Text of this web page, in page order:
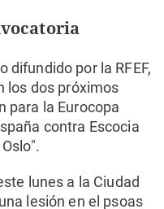
difundido por la RFEF,
los dos próximos
para la Eurocopa
contra Escocia
lunes a la Ciudad
lesión en el psoas